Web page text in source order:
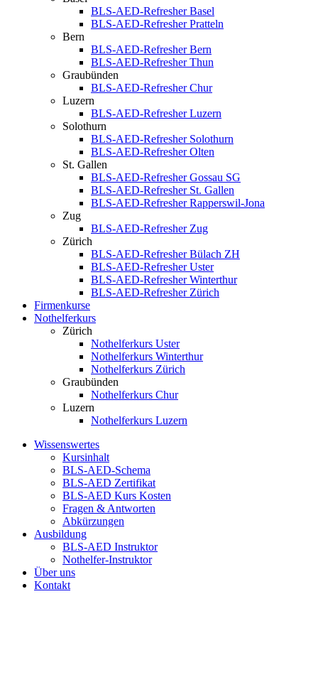
BLS-AED-Refresher Basel
BLS-AED-Refresher Pratteln
Bern
BLS-AED-Refresher Bern
BLS-AED-Refresher Thun
Graubünden
BLS-AED-Refresher Chur
Luzern
BLS-AED-Refresher Luzern
Solothurn
BLS-AED-Refresher Solothurn
BLS-AED-Refresher Olten
St. Gallen
BLS-AED-Refresher Gossau SG
BLS-AED-Refresher St. Gallen
BLS-AED-Refresher Rapperswil-Jona
Zug
BLS-AED-Refresher Zug
Zürich
BLS-AED-Refresher Bülach ZH
BLS-AED-Refresher Uster
BLS-AED-Refresher Winterthur
BLS-AED-Refresher Zürich
Firmenkurse
Nothelferkurs
Zürich
Nothelferkurs Uster
Nothelferkurs Winterthur
Nothelferkurs Zürich
Graubünden
Nothelferkurs Chur
Luzern
Nothelferkurs Luzern
Wissenswertes
Kursinhalt
BLS-AED-Schema
BLS-AED Zertifikat
BLS-AED Kurs Kosten
Fragen & Antworten
Abkürzungen
Ausbildung
BLS-AED Instruktor
Nothelfer-Instruktor
Über uns
Kontakt